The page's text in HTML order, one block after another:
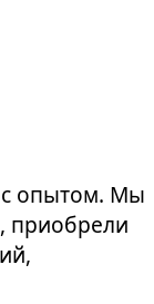
с опытом. Мы
приобрели